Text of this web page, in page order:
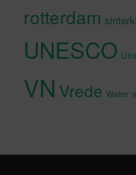
rotterdam
UNESCO
VN Vrede Water